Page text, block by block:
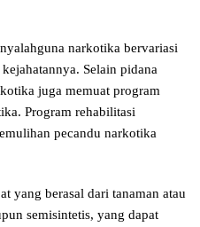
narkotika bervariasi
Selain pidana
juga memuat program
Program rehabilitasi
pecandu narkotika
yang berasal dari tanaman atau
semisintetis, yang dapat